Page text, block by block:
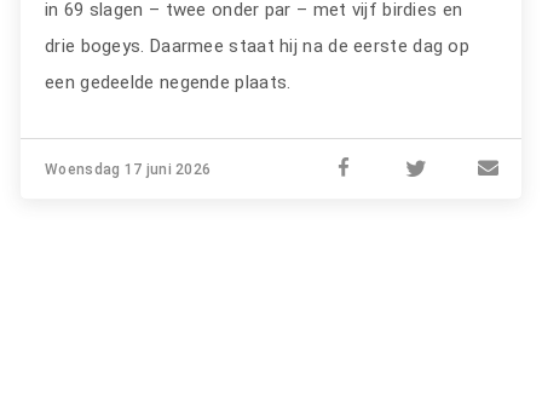
in 69 slagen – twee onder par – met vijf birdies en
drie bogeys. Daarmee staat hij na de eerste dag op
een gedeelde negende plaats.
Woensdag 17 juni 2026